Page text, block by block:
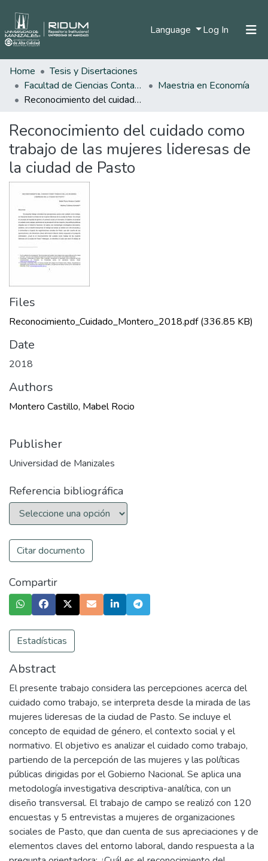
Language Log In (current)
Statistics
Home
Tesis y Disertaciones
Facultad de Ciencias Contables Económicas y Administrativas
Maestria en Economía
Reconocimiento del cuidado como trabajo de las mujeres lideresas de la ciudad de Pasto
Reconocimiento del cuidado como
trabajo de las mujeres lideresas de
la ciudad de Pasto
Files
Reconocimiento_Cuidado_Montero_2018.pdf(336.85 KB)
Date
2018
Authors
Montero Castillo, Mabel Rocio
Publisher
Universidad de Manizales
Referencia bibliográfica
Citar documento
Compartir
Estadísticas
Abstract
El presente trabajo considera las percepciones acerca del
cuidado como trabajo, se interpreta desde la mirada de las
mujeres lideresas de la ciudad de Pasto. Se incluye el
concepto de equidad de género, el contexto social y el
normativo. El objetivo es analizar el cuidado como trabajo,
partiendo de la percepción de las mujeres y las políticas
públicas dirigidas por el Gobierno Nacional. Se aplica una
metodología investigativa descriptiva-analítica, con un
diseño transversal. El trabajo de campo se realizó con 120
encuestas y 5 entrevistas a mujeres de organizaciones
sociales de Pasto, que dan cuenta de sus apreciaciones y de
elementos claves del entorno laboral, dando respuesta a la